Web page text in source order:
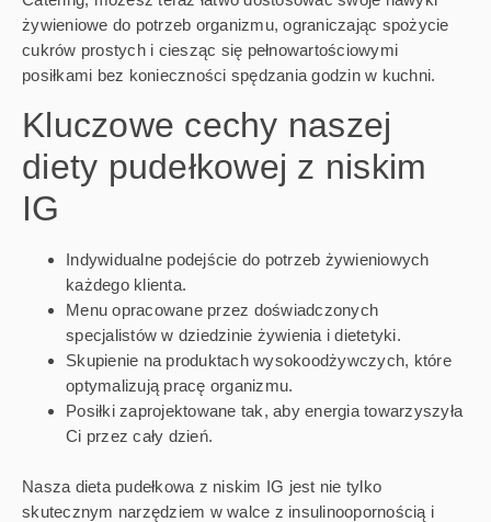
żywieniowe do potrzeb organizmu, ograniczając spożycie
cukrów prostych i ciesząc się pełnowartościowymi
posiłkami bez konieczności spędzania godzin w kuchni.
Kluczowe cechy naszej
diety pudełkowej z niskim
IG
Indywidualne podejście do potrzeb żywieniowych
każdego klienta.
Menu opracowane przez doświadczonych
specjalistów w dziedzinie żywienia i dietetyki.
Skupienie na produktach wysokoodżywczych, które
optymalizują pracę organizmu.
Posiłki zaprojektowane tak, aby energia towarzyszyła
Ci przez cały dzień.
Nasza dieta pudełkowa z niskim IG jest nie tylko
skutecznym narzędziem w walce z insulinoopornością i